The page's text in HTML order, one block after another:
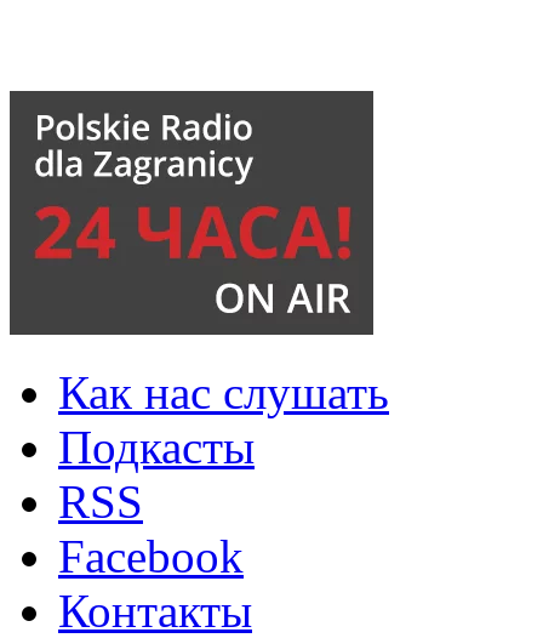
Как нас слушать
Подкасты
RSS
Facebook
Контакты